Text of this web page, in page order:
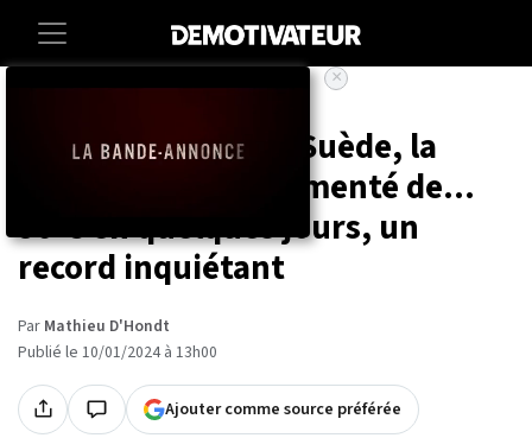
Dans cette ville de Suède, la
température a augmenté de...
50°C en quelques jours, un
record inquiétant
Par Mathieu D'Hondt
Publié le 10/01/2024 à 13h00
Ajouter comme source préférée
×